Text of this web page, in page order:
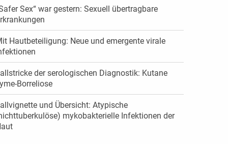
Sex“ war gestern: Sexuell übertragbare
Hautbeteiligung: Neue und emergente virale
der serologischen Diagnostik: Kutane
Borreliose
und Übersicht: Atypische
mykobakterielle Infektionen der